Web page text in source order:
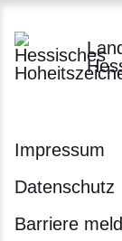
Impressum
Datenschutz
Barriere